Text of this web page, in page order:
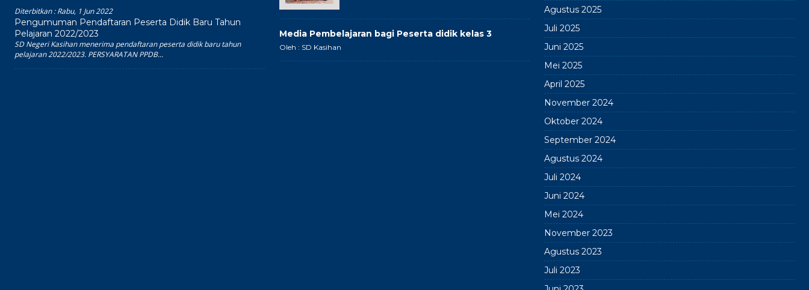
Diterbitkan :Rabu, 1 Jun 2022
Pengumuman Pendaftaran Peserta Didik Baru Tahun
Pelajaran 2022/2023
SD Negeri Kasihan menerima pendaftaran peserta didik baru tahun
pelajaran 2022/2023. PERSYARATAN PPDB...
Media Pembelajaran bagi Peserta didik kelas 3
Oleh : SD Kasihan
Agustus 2025
Juli 2025
Juni 2025
Mei 2025
April 2025
November 2024
Oktober 2024
September 2024
Agustus 2024
Juli 2024
Juni 2024
Mei 2024
November 2023
Agustus 2023
Juli 2023